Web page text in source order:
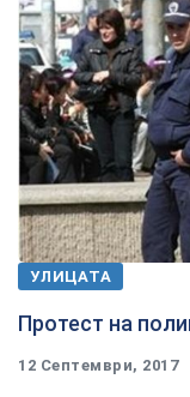
УЛИЦАТА
Протест на
12 Септември, 2017